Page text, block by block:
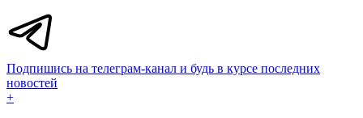
Подпишись на телеграм-канал и будь в курсе последних
новостей
+